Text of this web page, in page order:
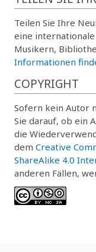
Teilen Sie Ihre
eine
Musikern,
Informationen
COPYRIGHT
Sofern kein Autor
Sie darauf, ob ein
die
dem Creative
ShareAlike 4.0
anderen Fällen,